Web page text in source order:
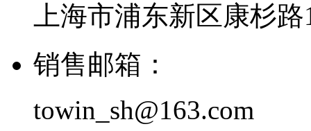
上海市浦东新区康杉
销售邮箱：
towin_sh@163.com